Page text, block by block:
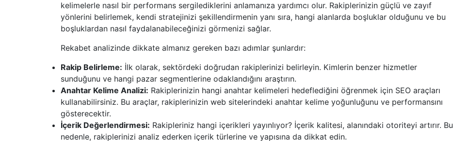
kelimelerle nasıl bir performans sergilediklerini anlamanıza yardımcı olur. Rakiplerinizin güçlü ve zayıf
yönlerini belirlemek, kendi stratejinizi şekillendirmenin yanı sıra, hangi alanlarda boşluklar olduğunu ve bu
boşluklardan nasıl faydalanabileceğinizi görmenizi sağlar.
Rekabet analizinde dikkate almanız gereken bazı adımlar şunlardır:
Rakip Belirleme: İlk olarak, sektördeki doğrudan rakiplerinizi belirleyin. Kimlerin benzer hizmetler
sunduğunu ve hangi pazar segmentlerine odaklandığını araştırın.
Anahtar Kelime Analizi: Rakiplerinizin hangi anahtar kelimeleri hedeflediğini öğrenmek için SEO araçları
kullanabilirsiniz. Bu araçlar, rakiplerinizin web sitelerindeki anahtar kelime yoğunluğunu ve performansını
gösterecektir.
İçerik Değerlendirmesi: Rakipleriniz hangi içerikleri yayınlıyor? İçerik kalitesi, alanındaki otoriteyi artırır. Bu
nedenle, rakiplerinizi analiz ederken içerik türlerine ve yapısına da dikkat edin.